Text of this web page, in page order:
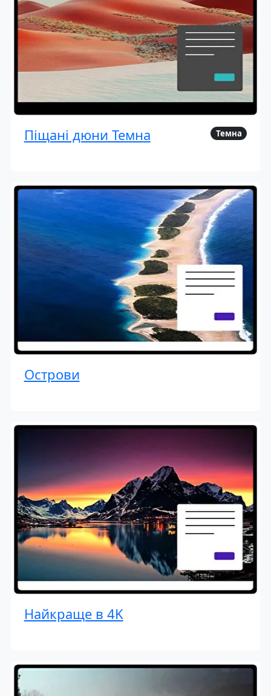
Піщані дюни Темна Темна
Острови
Найкраще в 4K